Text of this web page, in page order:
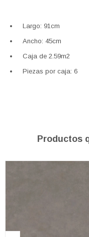
Largo: 91cm
Ancho: 45cm
Caja de 2.59m2
Piezas por caja: 6
Productos